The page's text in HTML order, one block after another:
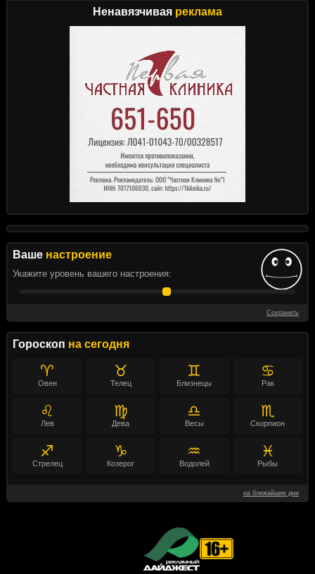
Ненавязчивая реклама
Ваше настроение
Укажите уровень вашего настроения:
Сохранить
Гороскоп на сегодня
♈
Овен
♉
Телец
♊
Близнецы
♋
Рак
♌
Лев
♍
Дева
♎
Весы
♏
Скорпион
♐
Стрелец
♑
Козерог
♒
Водолей
♓
Рыбы
на ближайшие дни